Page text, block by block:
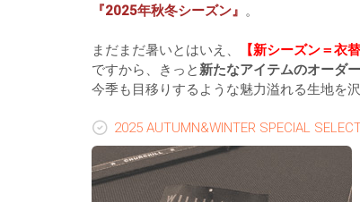
『2025年秋冬シーズン』 。
まだまだ暑いとはいえ、
【新シーズン＝衣替
ですから、きっと 新たなアイテムのオーダー
今季も目移りするような魅力溢れる生地を
2025 AUTUMN&WINTER SPECIAL